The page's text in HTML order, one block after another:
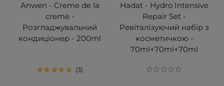
Anwen - Creme de la
creme -
Розгладжувальний
кондиціонер - 200ml
3
Hadat - Hydro Intensive
Repair Set -
Ревіталізуючий набір з
косметичкою -
70ml+70ml+70ml